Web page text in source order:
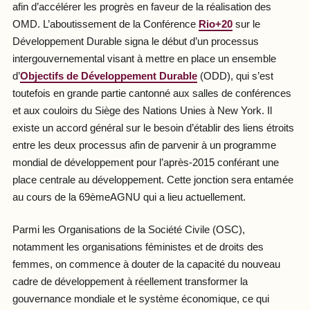
afin d’accélérer les progrès en faveur de la réalisation des
OMD. L’aboutissement de la Conférence Rio+20sur le
Développement Durable signa le début d’un processus
intergouvernemental visant à mettre en place un ensemble
d’Objectifs de Développement Durable(ODD), qui s’est
toutefois en grande partie cantonné aux salles de conférences
et aux couloirs du Siège des Nations Unies à New York. Il
existe un accord général sur le besoin d’établir des liens étroits
entre les deux processus afin de parvenir à un programme
mondial de développement pour l’après-2015 conférant une
place centrale au développement. Cette jonction sera entamée
au cours de la 69èmeAGNU qui a lieu actuellement.
Parmi les Organisations de la Société Civile (OSC),
notamment les organisations féministes et de droits des
femmes, on commence à douter de la capacité du nouveau
cadre de développement à réellement transformer la
gouvernance mondiale et le système économique, ce qui